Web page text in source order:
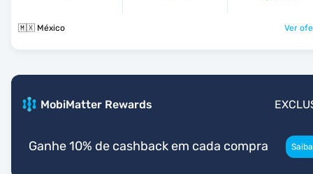
🇲🇽 México Ver
MobiMatter Rewards
Ganhe 10% de cashback em cada compra